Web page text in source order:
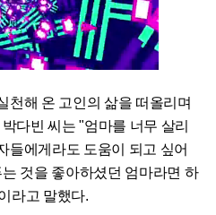
천해 온 고인의 삶을 떠올리며
다빈 씨는 "엄마를 너무 살리
들에게라도 도움이 되고 싶어
것을 좋아하셨던 엄마라면 하
라고 말했다.